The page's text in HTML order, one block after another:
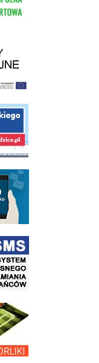
Krakow Rudzice
Wieliczka w aplikacji Blisko
mieszkańców SISMS